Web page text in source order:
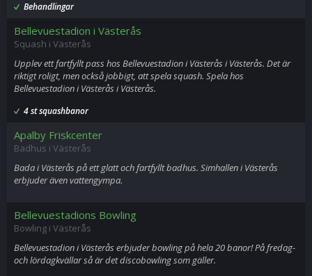
Behandlingar
Bellevuestadion i Västerås
Squash i Västerås
Upplev ett fartfyllt pass hos Bellevuestadion i Västerås i Västerås. Det är
riktigt roligt, men också jobbigt, att spela squash. Spela hos
Bellevuestadion i Västerås i Västerås.
4 st squashbanor
Apalby Friskcenter
Badhus i Västerås
Bada i Västerås på ett glatt och fartfyllt badhus. Simhallen i Västerås
erbjuder även vattengympa.
Bellevuestadions Bowling
Bowling i Västerås
Bellevuestadion i Västerås erbjuder bowling på hela 20 banor! På fredag-
och lördagkvällar så är det discobowling som gäller.